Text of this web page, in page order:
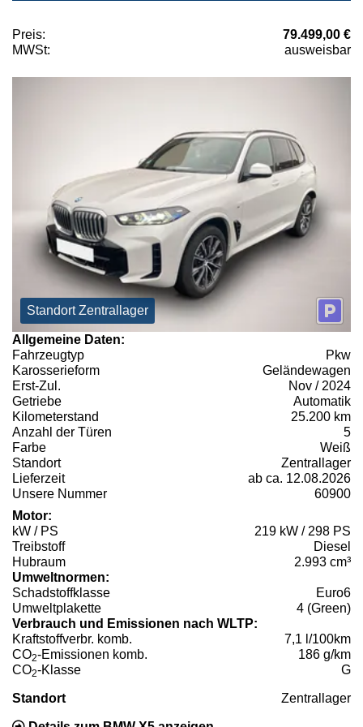
Preis:
79.499,00 €
MWSt:
ausweisbar
Standort Zentrallager
Allgemeine Daten:
Fahrzeugtyp
Pkw
Karosserieform
Geländewagen
Erst-Zul.
Nov / 2024
Getriebe
Automatik
Kilometerstand
25.200 km
Anzahl der Türen
5
Farbe
Weiß
Standort
Zentrallager
Lieferzeit
ab ca. 12.08.2026
Unsere Nummer
60900
Motor:
kW / PS
219 kW / 298 PS
Treibstoff
Diesel
Hubraum
2.993 cm³
Umweltnormen:
Schadstoffklasse
Euro6
Umweltplakette
4 (Green)
Verbrauch und Emissionen nach WLTP:
Kraftstoffverbr. komb.
7,1 l/100km
CO2-Emissionen komb.
186 g/km
CO2-Klasse G
Standort Zentrallager